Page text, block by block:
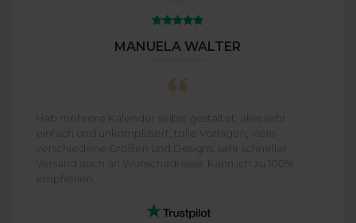
MANUELA WALTER
Hab mehrere Kalender selbst gestaltet, alles sehr
einfach und unkompliziert, tolle Vorlagen, viele
verschiedene Größen und Designs, sehr schneller
Versand auch an Wunschadresse. Kann ich zu 100%
empfehlen.